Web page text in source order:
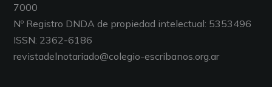
7000
Nº Registro DNDA de propiedad intelectual: 5353496
ISSN: 2362-6186
revistadelnotariado@colegio-escribanos.org.ar